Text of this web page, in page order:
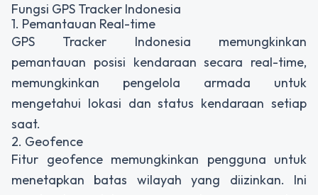
Fungsi GPS Tracker Indonesia
1. Pemantauan Real-time
GPS Tracker Indonesia memungkinkan
pemantauan posisi kendaraan secara real-time,
memungkinkan pengelola armada untuk
mengetahui lokasi dan status kendaraan setiap
saat.
2. Geofence
Fitur geofence memungkinkan pengguna untuk
menetapkan batas wilayah yang diizinkan. Ini